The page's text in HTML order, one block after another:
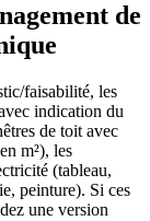
de
faisabilité, les
indication du
de toit avec
m²), les
(tableau,
peinture). Si ces
une version